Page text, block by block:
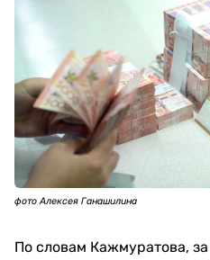
фото Алексея Ганашилина
По словам Кажмуратова,